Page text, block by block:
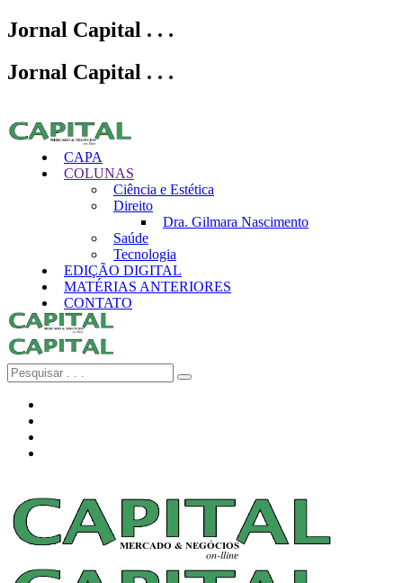
Jornal Capital . . .
Jornal Capital . . .
CAPA
COLUNAS
Ciência e Estética
Direito
Dra. Gilmara Nascimento
Saúde
Tecnologia
EDIÇÃO DIGITAL
MATÉRIAS ANTERIORES
CONTATO